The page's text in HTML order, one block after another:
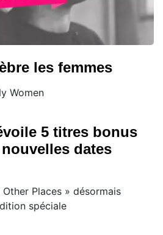
les femmes
Women
5 titres bonus
dates
Other Places » désormais
spéciale